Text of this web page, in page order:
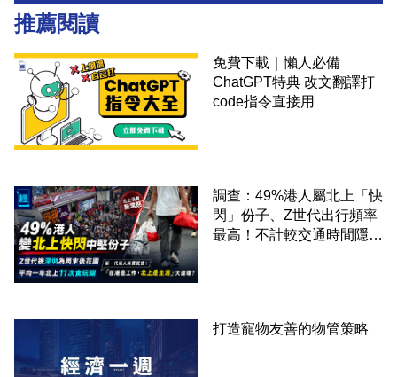
推薦閱讀
免費下載｜懶人必備
ChatGPT特典 改文翻譯打
code指令直接用
調查：49%港人屬北上「快
閃」份子、Z世代出行頻率
最高！不計較交通時間隱形
打造寵物友善的物管策略